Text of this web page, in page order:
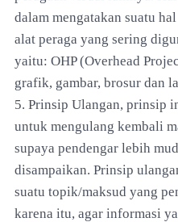
dalam mengatakan suatu
alat peraga yang sering
yaitu: OHP (Overhead
grafik, gambar, brosur dan
5. Prinsip Ulangan, prinsip
untuk mengulang kembali
supaya pendengar lebih
disampaikan. Prinsip
suatu topik/maksud yang
karena itu, agar informasi